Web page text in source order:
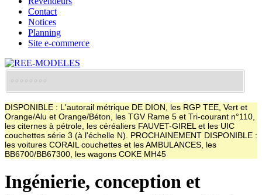
Contact
Notices
Planning
Site e-commerce
DISPONIBLE : L'autorail métrique DE DION, les RGP TEE, Vert et
Orange/Alu et Orange/Béton, les TGV Rame 5 et Tri-courant n°110,
les citernes à pétrole, les céréaliers FAUVET-GIREL et les UIC
couchettes série 3 (à l'échelle N). PROCHAINEMENT DISPONIBLE :
les voitures CORAIL couchettes et les AMBULANCES, les
BB6700/BB67300, les wagons COKE MH45
Ingénierie, conception et